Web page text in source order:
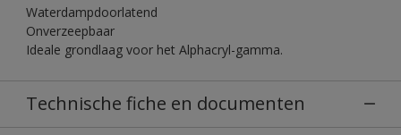
Waterdampdoorlatend
Onverzeepbaar
Ideale grondlaag voor het Alphacryl-gamma.
Technische fiche en documenten